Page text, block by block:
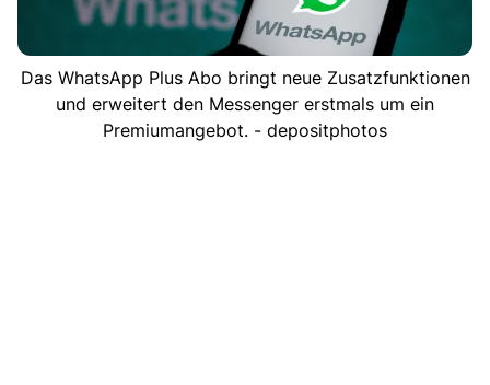
Das WhatsApp Plus Abo bringt neue Zusatzfunktionen
und erweitert den Messenger erstmals um ein
Premiumangebot. - depositphotos